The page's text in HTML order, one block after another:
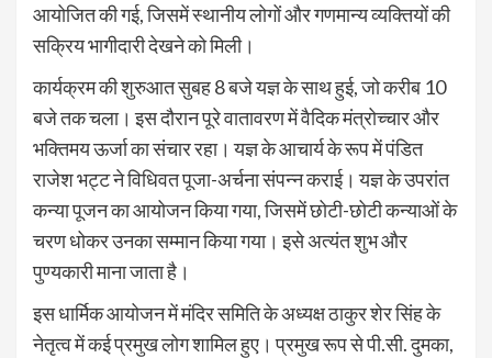
आयोजित की गई, जिसमें स्थानीय लोगों और गणमान्य व्यक्तियों की
सक्रिय भागीदारी देखने को मिली।
कार्यक्रम की शुरुआत सुबह 8 बजे यज्ञ के साथ हुई, जो करीब 10
बजे तक चला। इस दौरान पूरे वातावरण में वैदिक मंत्रोच्चार और
भक्तिमय ऊर्जा का संचार रहा। यज्ञ के आचार्य के रूप में पंडित
राजेश भट्ट ने विधिवत पूजा-अर्चना संपन्न कराई। यज्ञ के उपरांत
कन्या पूजन का आयोजन किया गया, जिसमें छोटी-छोटी कन्याओं के
चरण धोकर उनका सम्मान किया गया। इसे अत्यंत शुभ और
पुण्यकारी माना जाता है।
इस धार्मिक आयोजन में मंदिर समिति के अध्यक्ष ठाकुर शेर सिंह के
नेतृत्व में कई प्रमुख लोग शामिल हुए। प्रमुख रूप से पी.सी. दुमका,